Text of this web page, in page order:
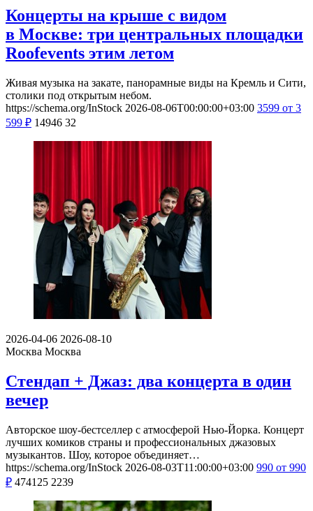
Концерты на крыше с видом
в Москве: три центральных площадки
Roofevents этим летом
Живая музыка на закате, панорамные виды на Кремль и Сити,
столики под открытым небом.
https://schema.org/InStock 2026-08-06T00:00:00+03:00 3599 от 3
599 ₽ 14946 32
2026-04-06 2026-08-10
Москва Москва
Стендап + Джаз: два концерта в один
вечер
Авторское шоу-бестселлер с атмосферой Нью-Йорка. Концерт
лучших комиков страны и профессиональных джазовых
музыкантов. Шоу, которое объединяет…
https://schema.org/InStock 2026-08-03T11:00:00+03:00 990 от 990
₽ 474125 2239